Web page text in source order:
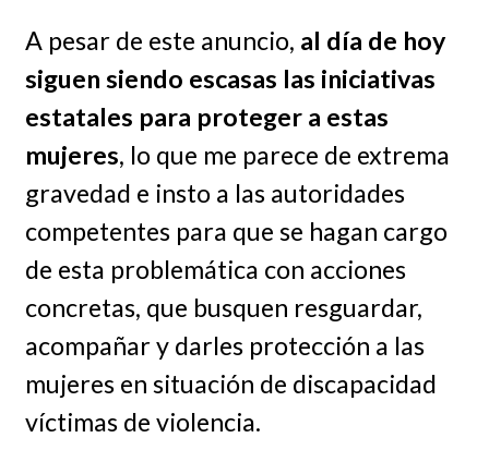
A pesar de este anuncio, al día de hoy
siguen siendo escasas las iniciativas
estatales para proteger a estas
mujeres, lo que me parece de extrema
gravedad e insto a las autoridades
competentes para que se hagan cargo
de esta problemática con acciones
concretas, que busquen resguardar,
acompañar y darles protección a las
mujeres en situación de discapacidad
víctimas de violencia.